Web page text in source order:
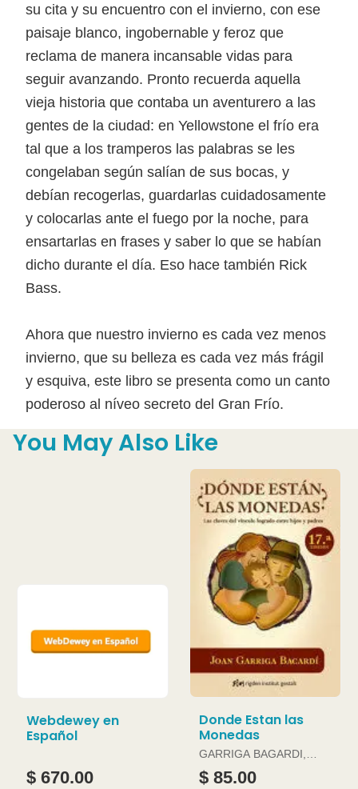
su cita y su encuentro con el invierno, con ese
paisaje blanco, ingobernable y feroz que
reclama de manera incansable vidas para
seguir avanzando. Pronto recuerda aquella
vieja historia que contaba un aventurero a las
gentes de la ciudad: en Yellowstone el frío era
tal que a los tramperos las palabras se les
congelaban según salían de sus bocas, y
debían recogerlas, guardarlas cuidadosamente
y colocarlas ante el fuego por la noche, para
ensartarlas en frases y saber lo que se habían
dicho durante el día. Eso hace también Rick
Bass.
Ahora que nuestro invierno es cada vez menos
invierno, que su belleza es cada vez más frágil
y esquiva, este libro se presenta como un canto
poderoso al níveo secreto del Gran Frío.
You May Also Like
Webdewey en
Español
$ 670.00
Donde Estan las
Monedas
GARRIGA BAGARDI,
JOAN
$ 85.00